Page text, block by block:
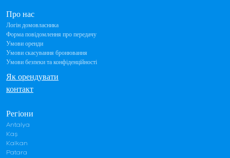
Регіони
Antalya
Kaş
Kalkan
Patara
Про нас
Логін домовласника
Форма повідомлення про передачу
Умови оренди
Умови скасування бронювання
Умови безпеки та конфіденційності
Як орендувати
контакт